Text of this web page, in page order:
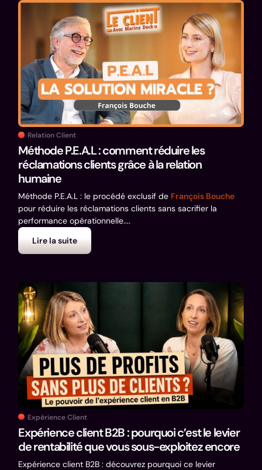
Relation Client
Méthode P.E.A.L : comment réduire les
réclamations clients grâce à la relation
humaine
Méthode P.E.A.L : le procédé exclusif de François Bouche
pour réduire les réclamations clients sans sacrifier la
performance opérationnelle....
Lire la suite
Expérience Client
Expérience client B2B : pourquoi c’est le levier
de rentabilité que vous sous-exploitez encore
Expérience client B2B : découvrez pourquoi ce levier